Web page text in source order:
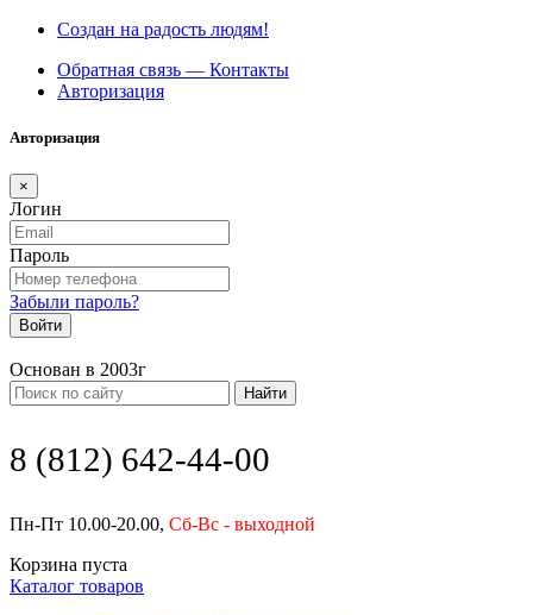
Создан на радость людям!
Обратная связь — Контакты
Авторизация
Авторизация
×
Логин
Пароль
Забыли пароль?
Войти
Основан в 2003г
Найти
8 (812) 642-44-00
Пн-Пт 10.00-20.00, Сб-Вс - выходной
Корзина пуста
Каталог товаров